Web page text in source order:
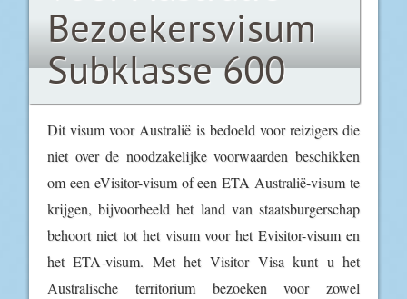
Bezoekersvisum
Subklasse 600
Dit visum voor Australië is bedoeld voor reizigers die
niet over de noodzakelijke voorwaarden beschikken
om een eVisitor-visum of een ETA Australië-visum te
krijgen, bijvoorbeeld het land van staatsburgerschap
behoort niet tot het visum voor het Evisitor-visum en
het ETA-visum. Met het Visitor Visa kunt u het
Australische territorium bezoeken voor zowel